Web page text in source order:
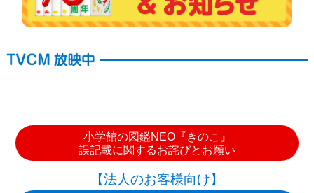
小学館の図鑑NEO『きのこ』
誤記載に関するお詫びとお願い
【法人のお客様向け】